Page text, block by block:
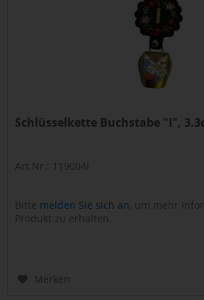
Schlüsselkette Buchstabe "I",
Art.Nr.: 119004I
Bitte melden Sie sich an, um mehr
Produkt zu erhalten.
Merken